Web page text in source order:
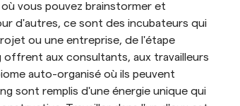
vous pouvez brainstormer et
d'autres, ce sont des incubateurs qui
ou une entreprise, de l'étape
offrent aux consultants, aux travailleurs
auto-organisé où ils peuvent
sont remplis d'une énergie unique qui